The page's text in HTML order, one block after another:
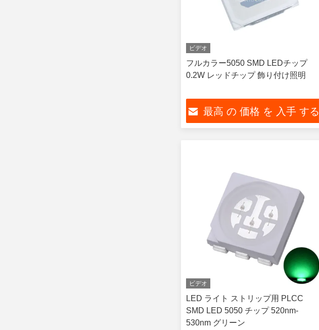
ビデオ
フルカラー5050 SMD LEDチップ
0.2W レッドチップ 飾り付け照明
最高 の 価格 を 入手 する
ビデオ
LED ライト ストリップ用 PLCC
SMD LED 5050 チップ 520nm-
530nm グリーン